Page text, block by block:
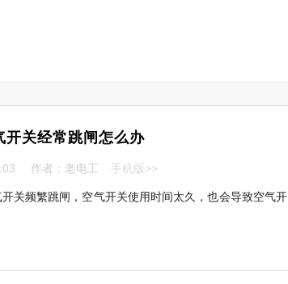
开关经常跳闸怎么办
作者：老电工 手机版>>
关频繁跳闸，空气开关使用时间太久，也会导致空气开